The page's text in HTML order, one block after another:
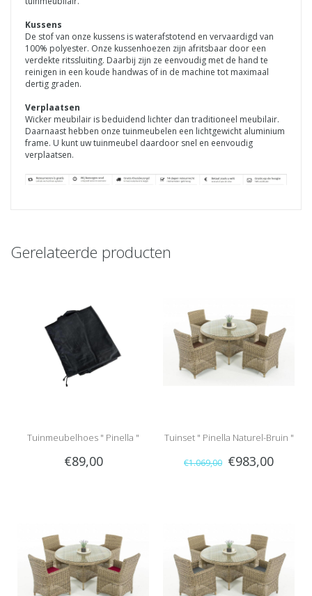
Kussens
De stof van onze kussens is waterafstotend en vervaardigd van
100% polyester. Onze kussenhoezen zijn afritsbaar door een
verdekte ritssluiting. Daarbij zijn ze eenvoudig met de hand te
reinigen in een koude handwas of in de machine tot maximaal
dertig graden.
Verplaatsen
Wicker meubilair is beduidend lichter dan traditioneel meubilair.
Daarnaast hebben onze tuinmeubelen een lichtgewicht aluminium
frame. U kunt uw tuinmeubel daardoor snel en eenvoudig
verplaatsen.
Gerelateerde producten
Tuinmeubelhoes " Pinella "
€89,00
Tuinset " Pinella Naturel-Bruin "
€1.069,00 €983,00